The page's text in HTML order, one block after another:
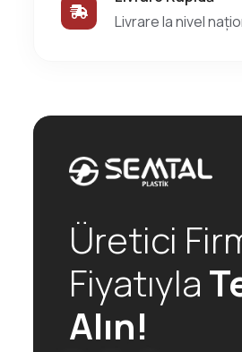
Livrare la nivel
Üretici
Fiyatıyla
Alın!